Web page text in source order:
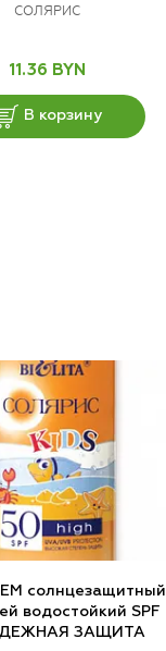
СОЛЯРИС
11.36 BYN
В корзину
солнцезащитный
водостойкий SPF
ЗАЩИТА